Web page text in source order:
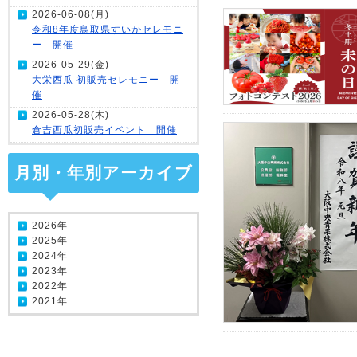
2026-06-08(月)
令和8年度鳥取県すいかセレモニ
ー 開催
2026-05-29(金)
大栄西瓜 初販売セレモニー 開
催
2026-05-28(木)
倉吉西瓜初販売イベント 開催
月別・年別アーカイブ
2026年
2025年
2024年
2023年
2022年
2021年